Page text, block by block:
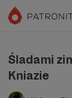
Śladami
Kniazie